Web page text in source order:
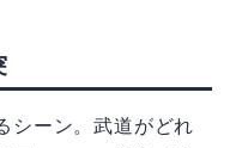
シーン。武道がどれ